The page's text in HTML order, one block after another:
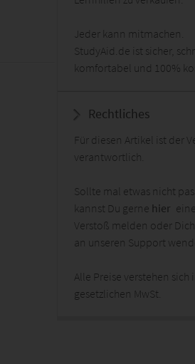
Jeder kann mitmachen.
StudyAid.de ist sicher,
komfortabel und 100%
Rechtliches
Für diesen Artikel ist der
verantwortlich.
Sollte mal etwas nicht
kannst Du gerne hier
Verstoß melden oder
an unseren Support
Alle Preise verstehen sich
gesetzlichen MwSt.